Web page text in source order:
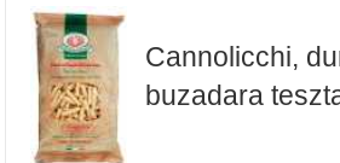
Cannolicchi,
buzadara